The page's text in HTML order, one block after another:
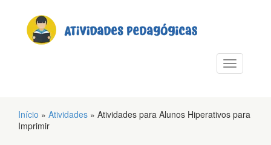
Alternar
Início » Atividades » Atividades para Alunos Hiperativos para
Imprimir